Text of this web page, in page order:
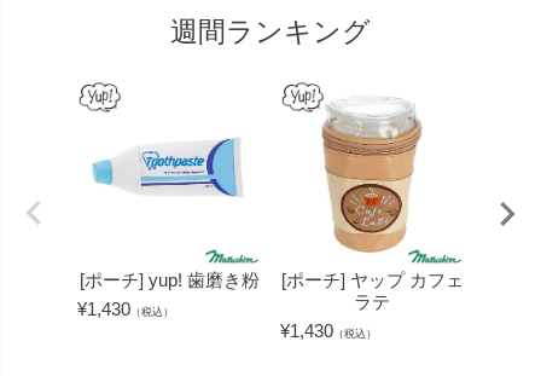
週間ランキング
[ポーチ] yup! 歯磨き粉
¥1,430 （税込）
[ポーチ] ヤップ カフェ
ラテ
¥1,430 （税込）